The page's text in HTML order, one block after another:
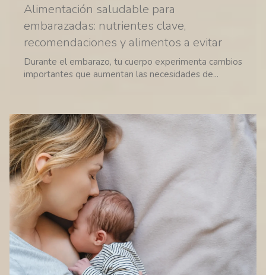
Alimentación saludable para
embarazadas: nutrientes clave,
recomendaciones y alimentos a evitar
Durante el embarazo, tu cuerpo experimenta cambios
importantes que aumentan las necesidades de...